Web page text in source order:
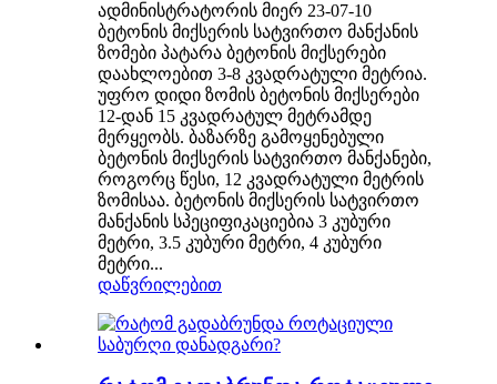
ადმინისტრატორის მიერ 23-07-10
ბეტონის მიქსერის სატვირთო მანქანის
ზომები პატარა ბეტონის მიქსერები
დაახლოებით 3-8 კვადრატული მეტრია.
უფრო დიდი ზომის ბეტონის მიქსერები
12-დან 15 კვადრატულ მეტრამდე
მერყეობს. ბაზარზე გამოყენებული
ბეტონის მიქსერის სატვირთო მანქანები,
როგორც წესი, 12 კვადრატული მეტრის
ზომისაა. ბეტონის მიქსერის სატვირთო
მანქანის სპეციფიკაციებია 3 კუბური
მეტრი, 3.5 კუბური მეტრი, 4 კუბური
მეტრი...
დაწვრილებით